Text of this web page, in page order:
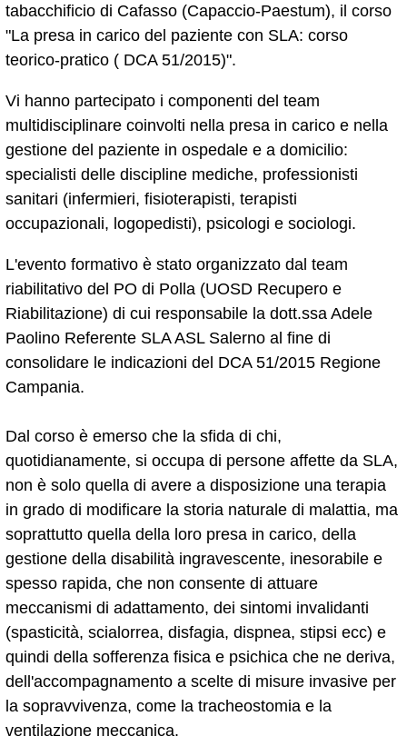
tabacchificio di Cafasso (Capaccio-Paestum), il corso
"La presa in carico del paziente con SLA: corso
teorico-pratico ( DCA 51/2015)".
Vi hanno partecipato i componenti del team
multidisciplinare coinvolti nella presa in carico e nella
gestione del paziente in ospedale e a domicilio:
specialisti delle discipline mediche, professionisti
sanitari (infermieri, fisioterapisti, terapisti
occupazionali, logopedisti), psicologi e sociologi.
L'evento formativo è stato organizzato dal team
riabilitativo del PO di Polla (UOSD Recupero e
Riabilitazione) di cui responsabile la dott.ssa Adele
Paolino Referente SLA ASL Salerno al fine di
consolidare le indicazioni del DCA 51/2015 Regione
Campania.
Dal corso è emerso che la sfida di chi,
quotidianamente, si occupa di persone affette da SLA,
non è solo quella di avere a disposizione una terapia
in grado di modificare la storia naturale di malattia, ma
soprattutto quella della loro presa in carico, della
gestione della disabilità ingravescente, inesorabile e
spesso rapida, che non consente di attuare
meccanismi di adattamento, dei sintomi invalidanti
(spasticità, scialorrea, disfagia, dispnea, stipsi ecc) e
quindi della sofferenza fisica e psichica che ne deriva,
dell'accompagnamento a scelte di misure invasive per
la sopravvivenza, come la tracheostomia e la
ventilazione meccanica.